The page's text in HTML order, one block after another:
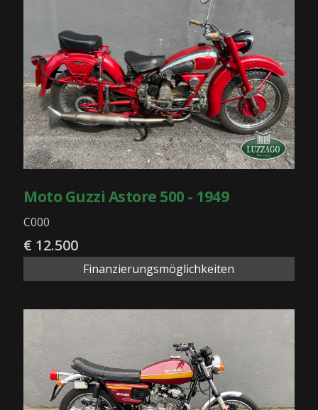
Moto Guzzi Astore 500 - 1949
C000
€ 12.500
Finanzierungsmöglichkeiten